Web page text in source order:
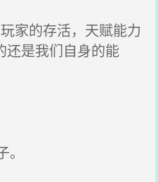
的存活，天赋能力
还是我们自身的能